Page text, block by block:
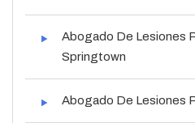
Abogado De Lesiones
Springtown
Abogado De Lesiones